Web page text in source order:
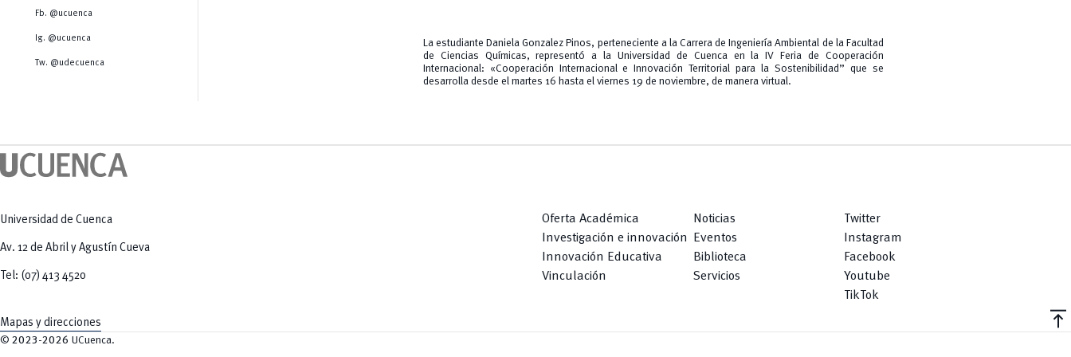
Tecnologías
Radio Universitaria
Sostenibilidad
Fb. @ucuenca
Ig. @ucuenca
Tw. @udecuenca
La estudiante Daniela Gonzalez Pinos, perteneciente a la Carrera de Ingeniería Ambiental de la Facultad
de Ciencias Químicas, representó a la Universidad de Cuenca en la IV Feria de Cooperación
Internacional: «Cooperación Internacional e Innovación Territorial para la Sostenibilidad” que se
desarrolla desde el martes 16 hasta el viernes 19 de noviembre, de manera virtual.
Universidad de Cuenca
Av. 12 de Abril y Agustín Cueva
Tel: (07) 413 4520
Mapas y direcciones
Oferta Académica
Investigación e innovación
Innovación Educativa
Vinculación
Noticias
Eventos
Biblioteca
Servicios
Twitter
Instagram
Facebook
Youtube
TikTok
vertical_align_top
© 2023-2026 UCuenca.